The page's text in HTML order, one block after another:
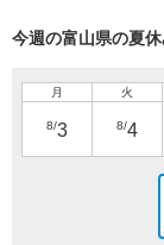
今週の富山県の夏
月
8/3
火
8/4